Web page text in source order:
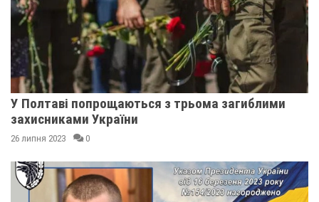
У Полтаві попрощаються з трьома загиблими
захисниками України
26 липня 2023 0